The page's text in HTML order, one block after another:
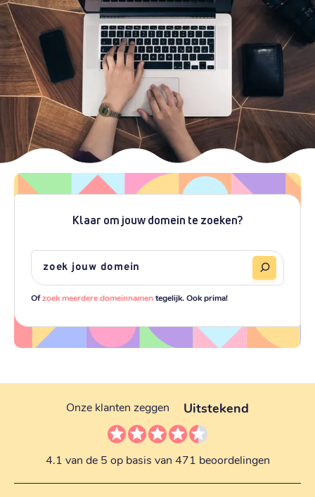
Klaar om jouw domein te zoeken?
Ofzoek meerdere domeinnamentegelijk. Ook prima!
Onze klanten zeggen Uitstekend
4.1 van de 5 op basis van 471 beoordelingen